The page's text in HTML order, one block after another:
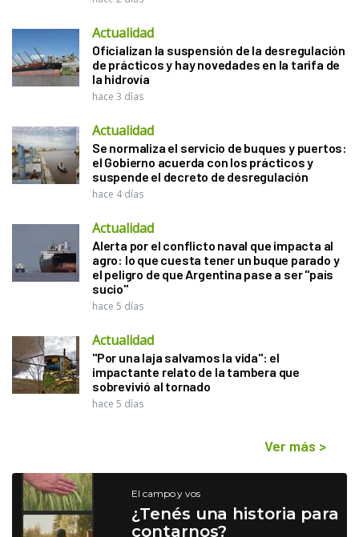
Actualidad
Oficializan la suspensión de la desregulación
de prácticos y hay novedades en la tarifa de
la hidrovía
hace 3 días
Actualidad
Se normaliza el servicio de buques y puertos:
el Gobierno acuerda con los prácticos y
suspende el decreto de desregulación
hace 4 días
Actualidad
Alerta por el conflicto naval que impacta al
agro: lo que cuesta tener un buque parado y
el peligro de que Argentina pase a ser "país
sucio"
hace 5 días
Actualidad
"Por una laja salvamos la vida": el
impactante relato de la tambera que
sobrevivió al tornado
hace 5 días
Ver más >
El campo y vos
¿Tenés una historia para
contarnos?